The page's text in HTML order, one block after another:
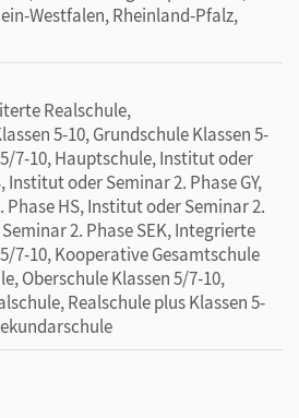
Westfalen, Rheinland-Pfalz,
Realschule,
5-10, Grundschule Klassen 5-
7-10, Hauptschule, Institut oder
Institut oder Seminar 2. Phase GY,
HS, Institut oder Seminar 2.
2. Phase SEK, Integrierte
7-10, Kooperative Gesamtschule
Oberschule Klassen 5/7-10,
Realschule plus Klassen 5-